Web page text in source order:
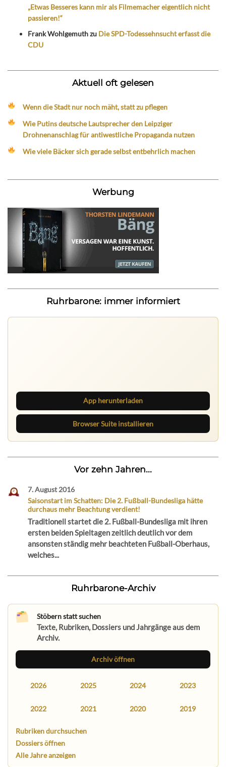
„Etwas Besseres kann mir als Filmemacher eigentlich nicht
passieren!“
Frank Wohlgemuthzu Die SPD-Todessehnsucht erfasst die
CDU
Aktuell oft gelesen
Wenn die Stadt nur noch mäht, statt zu pflegen
Wie Putins deutsche Lautsprecher den Leipziger
Drohnenanschlag für antiwestliche Propaganda nutzen
Wie viele Bäcker sich gerade selbst entbehrlich machen
Werbung
Ruhrbarone: immer informiert
App herunterladen
Browser Suite installieren
Vor zehn Jahren...
7. August 2016
Saisonstart im Schatten: Die 2. Fußball-Bundesliga hätte
durchaus mehr Beachtung verdient!
Traditionell startet die 2. Fußball-Bundesliga mit ihren
ersten beiden Spieltagen zeitlich deutlich vor dem
ansonsten ständig mehr beachteten Fußball-Oberhaus,
welches...
Ruhrbarone-Archiv
Stöbern statt suchen
Texte, Rubriken, Dossiers und Jahrgänge aus dem
Archiv.
Archiv öffnen
2026 2025 2024 2023
2022 2021 2020 2019
Rubriken durchsuchen
Dossiers öffnen
Alle Jahre anzeigen